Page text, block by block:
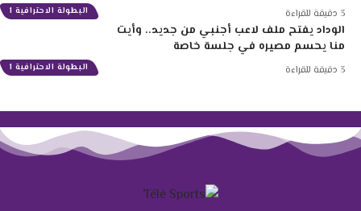
البطولة الاحترافية 1
البطولة الاحترافية 1
الوداد يفتح ملف لاعب أجنبي من جديد.. وأيت
منا يحسم مصيره في جلسة خاصة